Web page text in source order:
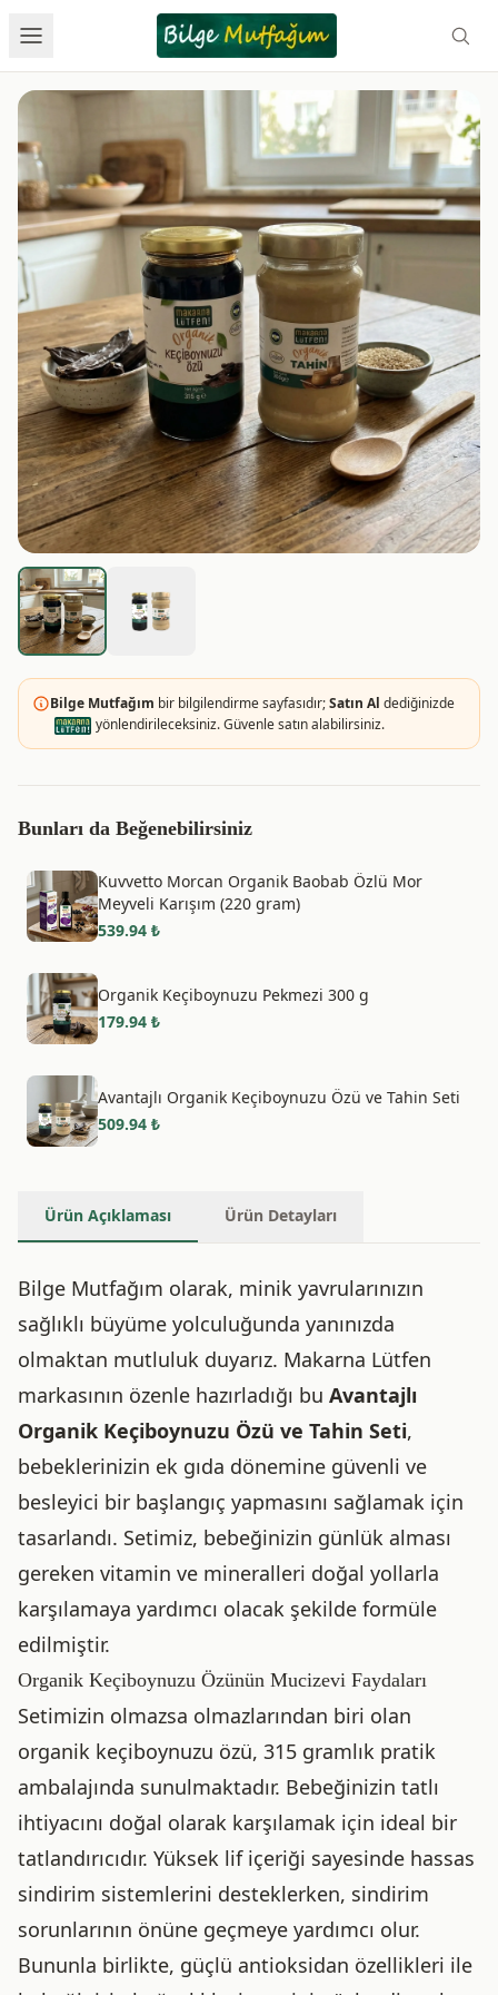
Bilge Mutfağım bir bilgilendirme sayfasıdır;Satın Al dediğinizde
yönlendirileceksiniz. Güvenle satın alabilirsiniz.
Bunları da Beğenebilirsiniz
Kuvvetto Morcan Organik Baobab Özlü Mor
Meyveli Karışım (220 gram)
539.94 ₺
Organik Keçiboynuzu Pekmezi 300 g
179.94 ₺
Avantajlı Organik Keçiboynuzu Özü ve Tahin Seti
509.94 ₺
Ürün Açıklaması Ürün Detayları
Bilge Mutfağım olarak, minik yavrularınızın
sağlıklı büyüme yolculuğunda yanınızda
olmaktan mutluluk duyarız. Makarna Lütfen
markasının özenle hazırladığı bu Avantajlı
Organik Keçiboynuzu Özü ve Tahin Seti,
bebeklerinizin ek gıda dönemine güvenli ve
besleyici bir başlangıç yapmasını sağlamak için
tasarlandı. Setimiz, bebeğinizin günlük alması
gereken vitamin ve mineralleri doğal yollarla
karşılamaya yardımcı olacak şekilde formüle
edilmiştir.
Organik Keçiboynuzu Özünün Mucizevi Faydaları
Setimizin olmazsa olmazlarından biri olan
organik keçiboynuzu özü, 315 gramlık pratik
ambalajında sunulmaktadır. Bebeğinizin tatlı
ihtiyacını doğal olarak karşılamak için ideal bir
tatlandırıcıdır. Yüksek lif içeriği sayesinde hassas
sindirim sistemlerini desteklerken, sindirim
sorunlarının önüne geçmeye yardımcı olur.
Bununla birlikte, güçlü antioksidan özellikleri ile